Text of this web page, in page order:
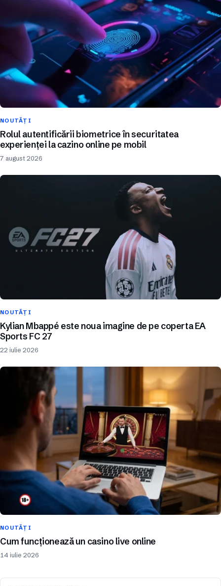
NOUTĂȚI
Rolul autentificării biometrice în securitatea
experienței la cazino online pe mobil
7 august 2026
NOUTĂȚI
Kylian Mbappé este noua imagine de pe coperta EA
Sports FC 27
22 iulie 2026
NOUTĂȚI
Cum funcționează un casino live online
14 iulie 2026